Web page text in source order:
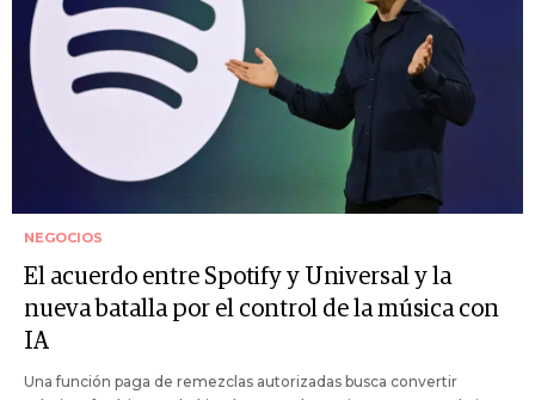
NEGOCIOS
El acuerdo entre Spotify y Universal y la
nueva batalla por el control de la música con
IA
Una función paga de remezclas autorizadas busca convertir